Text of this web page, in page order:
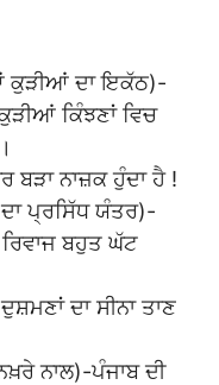
ਕੁੜੀਆਂ ਦਾ ਇਕੱਠ)-
ਕਿੰਝਣਾਂ ਵਿਚ
ਬੜਾ ਨਾਜ਼ਕ ਹੁੰਦਾ ਹੈ !
ਪ੍ਰਸਿੱਧ ਯੰਤਰ)-
ਬਹੁਤ ਘੱਟ
ਦਾ ਸੀਨਾ ਤਾਣ
ਨਾਲ)-ਪੰਜਾਬ ਦੀ